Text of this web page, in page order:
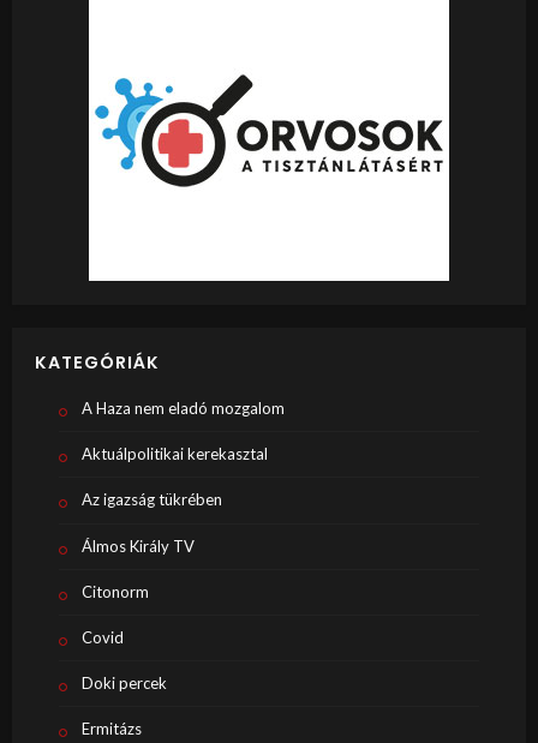
KATEGÓRIÁK
A Haza nem eladó mozgalom
Aktuálpolitikai kerekasztal
Az igazság tükrében
Álmos Király TV
Citonorm
Covid
Doki percek
Ermitázs